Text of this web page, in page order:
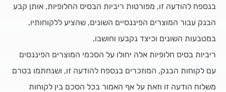
בנספח להודעה זו, מפורטות ריביות הבסיס החלופיות, אותן קבע
הבנק עבור המוצרים הפיננסיים השונים, שהציע ללקוחותיו,
במטבעות השונים וכיצד נקבעו וחושבו.
ריביות בסיס חלופיות אלה יחולו על הסכמי המוצרים הפיננסים
עם לקוחות הבנק, המוזכרים בנספח להודעה זו, ושנחתמו בטרם
משלוח הודעה זו וזאת על אף האמור בכל הסכם בין לקוחות